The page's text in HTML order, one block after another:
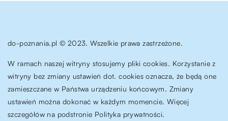
do-poznania.pl © 2023. Wszelkie prawa zastrzeżone.
W ramach naszej witryny stosujemy pliki cookies. Korzystanie z
witryny bez zmiany ustawień dot. cookies oznacza, że będą one
zamieszczane w Państwa urządzeniu końcowym. Zmiany
ustawień można dokonać w każdym momencie. Więcej
szczegółów na podstronie Polityka prywatności.